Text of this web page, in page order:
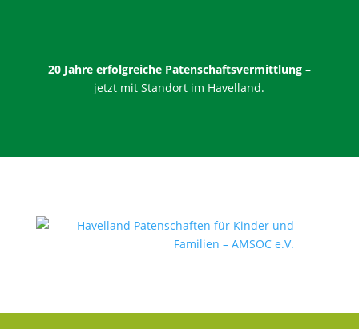
20 Jahre erfolgreiche Patenschaftsvermittlung –
jetzt mit Standort im Havelland.